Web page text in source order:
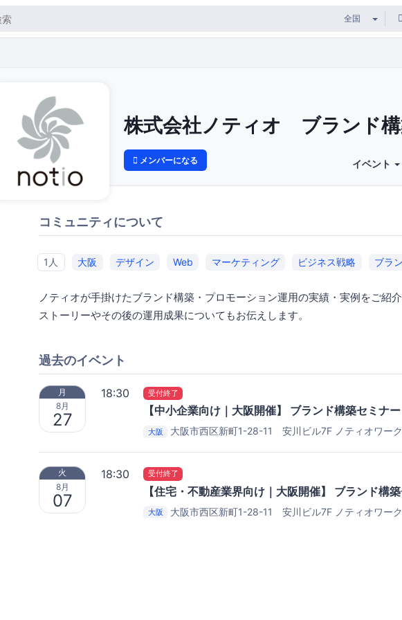
株式会社ノティオ ブランド
メンバーになる イベント
コミュニティについて
1人 大阪 デザイン Web マーケティング ビジネス戦略 ブラ
ノティオが手掛けたブランド構築・プロモーション運用の実績・実例をご紹
ストーリーやその後の運用成果についてもお伝えします。
過去のイベント
月
8月
27
18:30 受付終了
【中小企業向け｜大阪開催】 ブランド構築セミナー
大阪 大阪市西区新町1-28-11 安川ビル7F ノティオワー
火
8月
07
18:30 受付終了
【住宅・不動産業界向け｜大阪開催】 ブランド構
大阪 大阪市西区新町1-28-11 安川ビル7F ノティオワー